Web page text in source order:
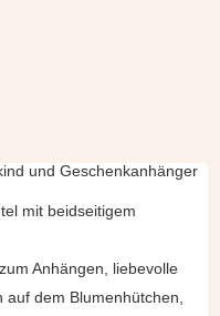
und Geschenkanhänger
mit beidseitigem
Anhängen, liebevolle
dem Blumenhütchen,